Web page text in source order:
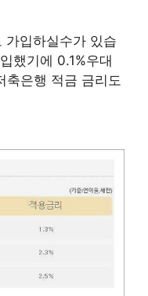
입하실수가 있습
했기에 0.1%우대
축은행 적금 금리도